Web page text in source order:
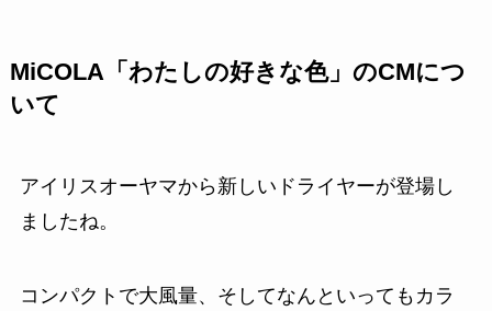
MiCOLA「わたしの好きな色」のCMにつ
いて
アイリスオーヤマから新しいドライヤーが登場し
ましたね。
コンパクトで大風量、そしてなんといってもカラ